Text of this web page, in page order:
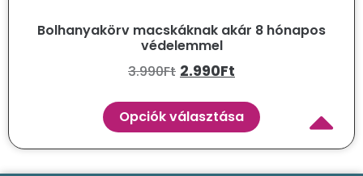
Bolhanyakörv macskáknak akár 8 hónapos
védelemmel
3.990Ft 2.990Ft
Opciók választása